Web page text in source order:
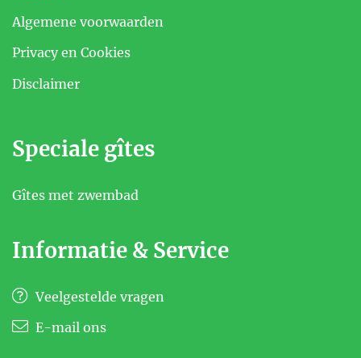
Algemene voorwaarden
Privacy en Cookies
Disclaimer
Speciale gîtes
Gîtes met zwembad
Informatie & Service
Veelgestelde vragen
E-mail ons